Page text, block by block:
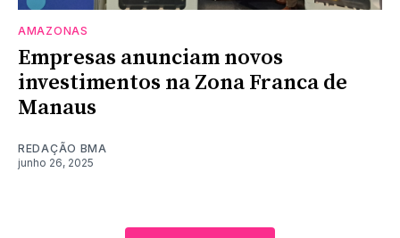
AMAZONAS
Empresas anunciam novos
investimentos na Zona Franca de
Manaus
REDAÇÃO BMA
junho 26, 2025